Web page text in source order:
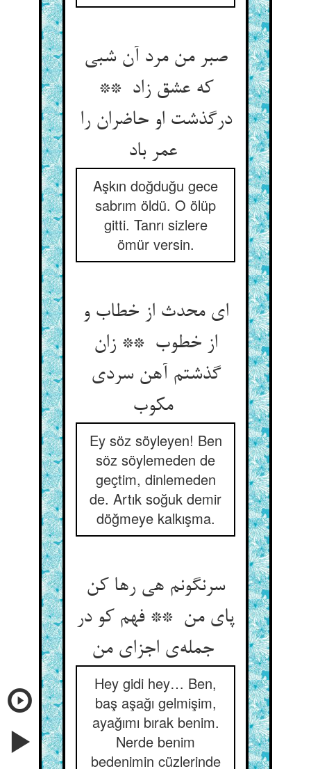
صبر من مرد آن شبی
که عشق زاد **
درگذشت او حاضران را
Aşkın doğduğu gece
sabrım öldü. O ölüp
gitti. Tanrı sizlere
ömür versin.
ای محدث از خطاب و
از خطوب ** زان
گذشتم آهن سردی
مکوب
Ey söz söyleyen! Ben
söz söylemeden de
geçtim, dinlemeden
de. Artık soğuk demir
döğmeye kalkışma.
سرنگونم هی رها کن
پای من ** فهم کو در
Hey gidi hey… Ben,
baş aşağı gelmişim,
ayağımı bırak benim.
Nerde benim
bedenimin cüzlerinde